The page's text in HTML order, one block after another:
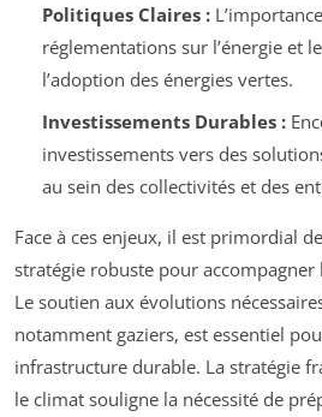
Politiques Claires :
réglementations sur l’énergie et
l’adoption des énergies vertes.
Investissements Durables :
investissements vers des
au sein des collectivités et des
Face à ces enjeux, il est primordial
stratégie robuste pour
Le soutien aux évolutions
notamment gaziers, est essentiel
infrastructure durable. La stratégie
le climat souligne la nécessité de